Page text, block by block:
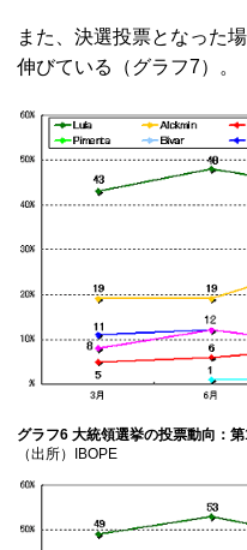
また、決選投票となった
伸びている（グラフ7）。
グラフ6 大統領選挙の投票動向：
（出所）IBOPE